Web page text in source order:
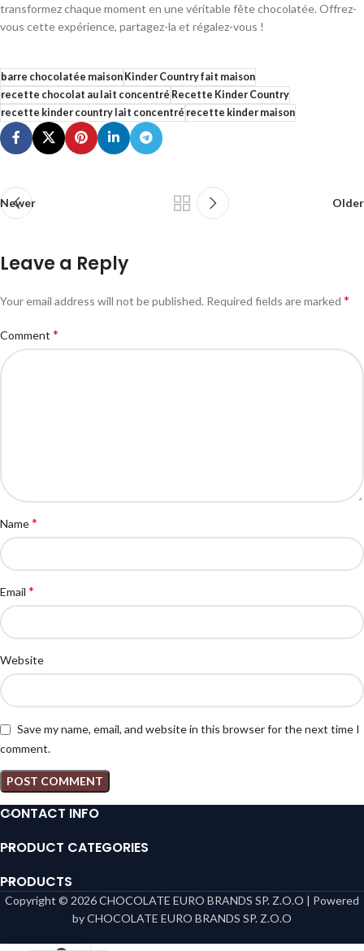
transformez chaque moment en une véritable fête chocolatée. Offrez-
vous cette expérience, partagez-la et régalez-vous !
barre chocolatée maisonKinder Country fait maison
recette chocolat au lait concentré Recette Kinder Country
recette kinder country lait concentré recette kinder maison
Newer Older
Leave a Reply
Your email address will not be published. Required fields are marked *
Comment *
Name*
Email *
Website
Save my name, email, and website in this browser for the next time I
comment.
CONTACT INFO
PRODUCT CATEGORIES
PRODUCTS
Copyright © 2026 CHOCOLATE EURO BRANDS SP. Z.O.O | Powered
by CHOCOLATE EURO BRANDS SP. Z.O.O